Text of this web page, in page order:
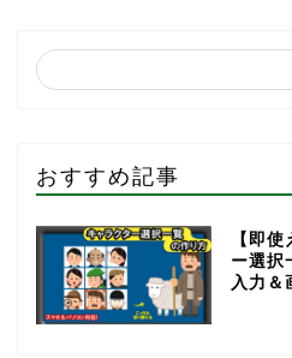
おすすめ記事
【即
ー選択
入力＆